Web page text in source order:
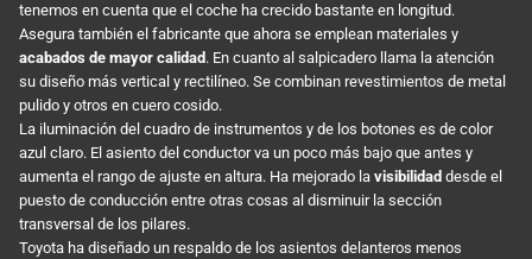
tenemos en cuenta que el coche ha crecido bastante en longitud.
Asegura también el fabricante que ahora se emplean materiales y
acabados de mayor calidad . En cuanto al salpicadero llama la atención
su diseño más vertical y rectilíneo. Se combinan revestimientos de metal
pulido y otros en cuero cosido.
La iluminación del cuadro de instrumentos y de los botones es de color
azul claro. El asiento del conductor va un poco más bajo que antes y
aumenta el rango de ajuste en altura. Ha mejorado la visibilidad desde el
puesto de conducción entre otras cosas al disminuir la sección
transversal de los pilares.
Toyota ha diseñado un respaldo de los asientos delanteros menos